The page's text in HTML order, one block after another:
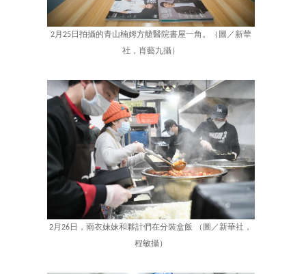
2月25日拍攝的青山楠姆方艙醫院書屋一角。（圖／新華
社，肖藝九攝）
2月26日，雨衣妹妹和夥計們在分裝盒飯 （圖／新華社，
程敏攝）